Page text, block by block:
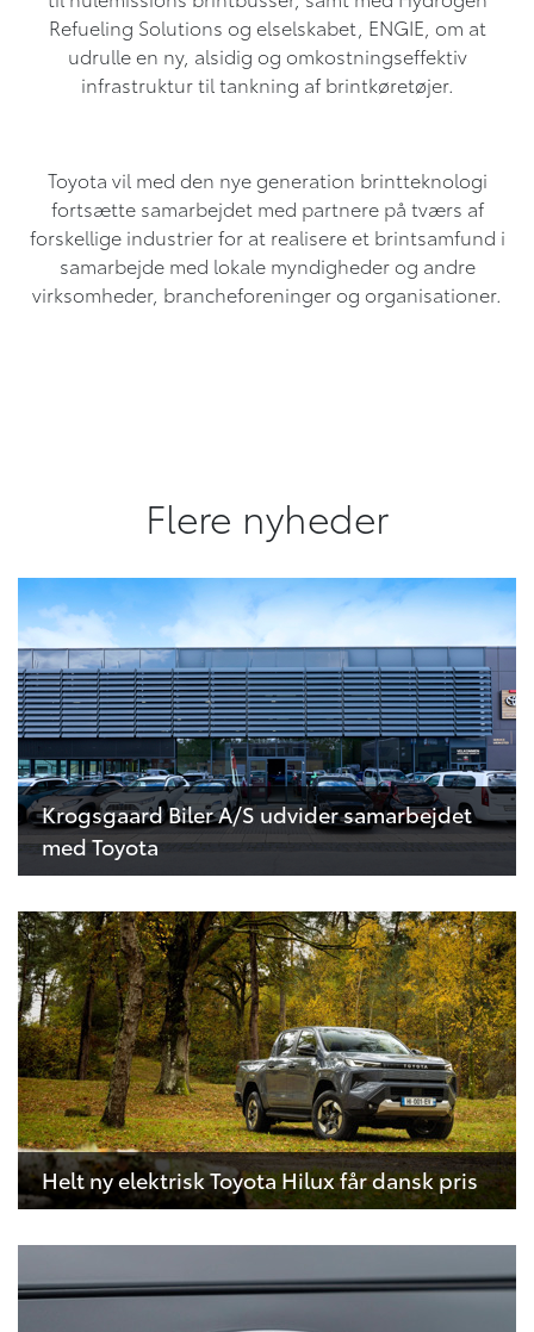
Refueling Solutions og elselskabet, ENGIE, om at
udrulle en ny, alsidig og omkostningseffektiv
infrastruktur til tankning af brintkøretøjer.
Toyota vil med den nye generation brintteknologi
fortsætte samarbejdet med partnere på tværs af
forskellige industrier for at realisere et brintsamfund i
samarbejde med lokale myndigheder og andre
virksomheder, brancheforeninger og organisationer.
Flere nyheder
Krogsgaard Biler A/S udvider samarbejdet
med Toyota
Helt ny elektrisk Toyota Hilux får dansk pris